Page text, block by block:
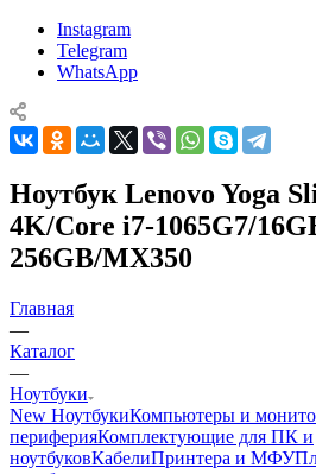
Instagram
Telegram
WhatsApp
Ноутбук Lenovo Yoga
4K/Core i7-1065G7/
256GB/MX350
Главная
—
Каталог
—
Ноутбуки
New НоутбукиКомпьютеры и
периферияКомплектующие для ПК и
ноутбуковКабелиПринтера и МФУ